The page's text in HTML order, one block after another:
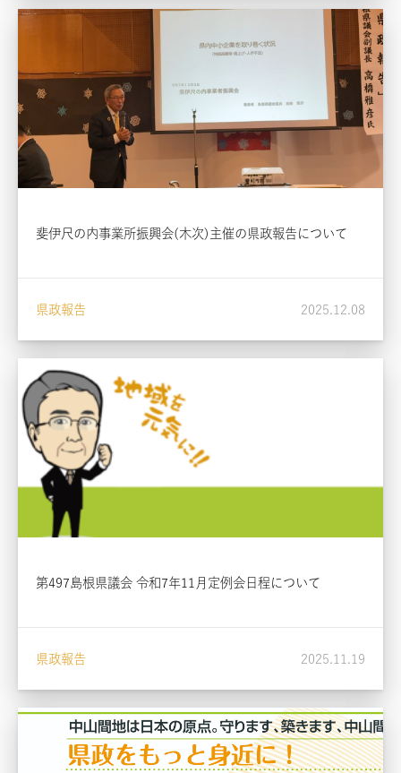
斐伊尺の内事業所振興会(木次)主催の県政報告について
県政報告 2025.12.08
第497島根県議会 令和7年11月定例会日程について
県政報告 2025.11.19